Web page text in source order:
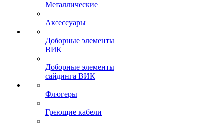
Металлические
Аксессуары
Доборные элементы
ВИК
Доборные элементы
сайдинга ВИК
Флюгеры
Греющие кабели